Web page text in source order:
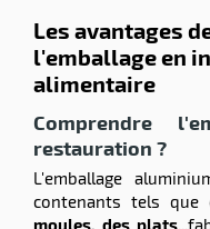
Les avantages
l'emballage en
alimentaire
Comprendre
restauration ?
L'emballage
contenants tels que
moules, des plats